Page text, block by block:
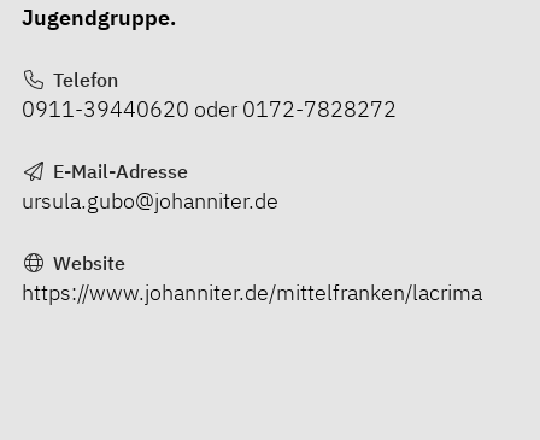
Jugendgruppe.
Telefon
0911-39440620 oder 0172-7828272
E-Mail-Adresse
ursula.gubo@johanniter.de
Website
https://www.johanniter.de/mittelfranken/lacrima